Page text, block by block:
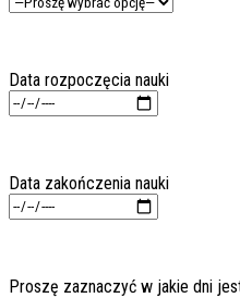
Data rozpoczęcia nauki
Data zakończenia nauki
Proszę zaznaczyć w jakie dni